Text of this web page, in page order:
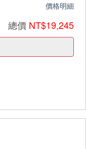
價格明細
總價 NT$19,245